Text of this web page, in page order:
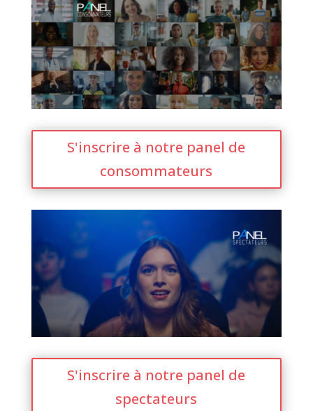
S'inscrire à notre panel de
consommateurs
S'inscrire à notre panel de
spectateurs